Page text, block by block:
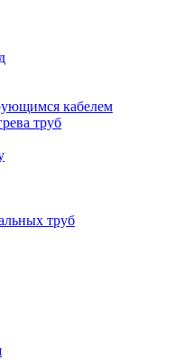
кабелем
труб
труб